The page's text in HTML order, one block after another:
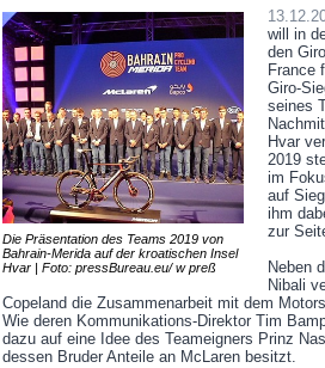
Die Präsentation des Teams 2019 von
Bahrain-Merida auf der kroatischen Insel
Hvar | Foto: pressBureau.eu/ w preß
will in
den
France
Giro-
seines
Hvar
2019
im
auf
ihm
zur
Neben
Nibali
Copeland die Zusammenarbeit mit dem
Wie deren Kommunikations-Direktor Tim
dazu auf eine Idee des Teameigners Prinz
dessen Bruder Anteile an McLaren besitzt.